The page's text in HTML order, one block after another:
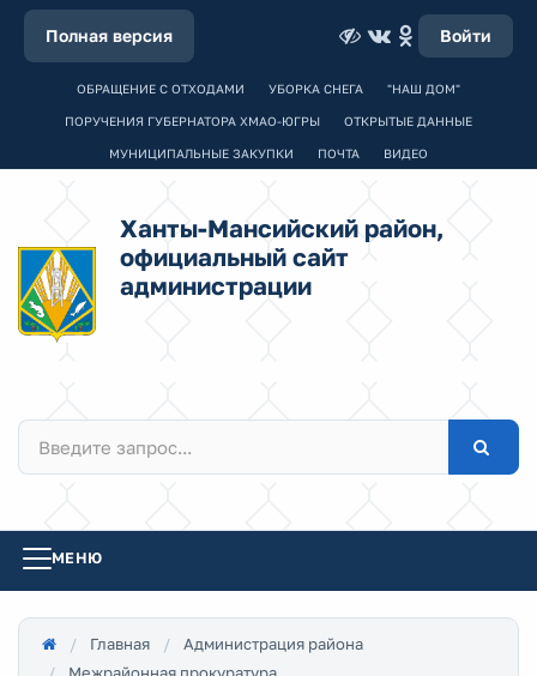
Полная версия Войти
ОБРАЩЕНИЕ С ОТХОДАМИ УБОРКА СНЕГА "НАШ ДОМ"
ПОРУЧЕНИЯ ГУБЕРНАТОРА ХМАО-ЮГРЫ ОТКРЫТЫЕ ДАННЫЕ
МУНИЦИПАЛЬНЫЕ ЗАКУПКИ ПОЧТА ВИДЕО
Ханты-Мансийский район,
официальный сайт
администрации
МЕНЮ
Главная
Администрация района